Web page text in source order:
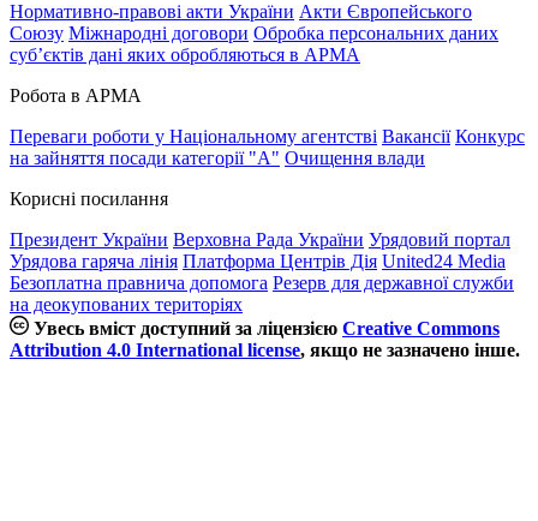
Нормативно-правові акти України Акти Європейського
Союзу Міжнародні договори Обробка персональних даних
субʼєктів дані яких обробляються в АРМА
Робота в АРМА
Переваги роботи у Національному агентстві Вакансії Конкурс
на зайняття посади категорії "А" Очищення влади
Корисні посилання
Президент України Верховна Рада України Урядовий портал
Урядова гаряча лінія Платформа Центрів Дія United24 Media
Безоплатна правнича допомога Резерв для державної служби
на деокупованих територіях
Увесь вміст доступний за ліцензією Creative Commons
Attribution 4.0 International license, якщо не зазначено інше.